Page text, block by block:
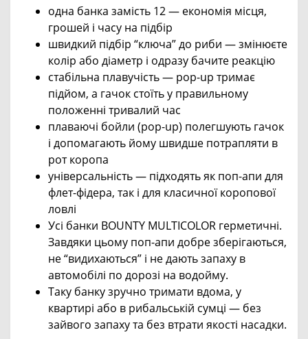
одна банка замість 12 — економія місця,
грошей і часу на підбір
швидкий підбір “ключа” до риби — змінюєте
колір або діаметр і одразу бачите реакцію
стабільна плавучість — pop-up тримає
підйом, а гачок стоїть у правильному
положенні тривалий час
плаваючі бойли (pop-up) полегшують гачок
і допомагають йому швидше потрапляти в
рот коропа
універсальність — підходять як поп-апи для
флет-фідера, так і для класичної коропової
ловлі
Усі банки BOUNTY MULTICOLOR герметичні.
Завдяки цьому поп-апи добре зберігаються,
не “видихаються” і не дають запаху в
автомобілі по дорозі на водойму.
Таку банку зручно тримати вдома, у
квартирі або в рибальській сумці — без
зайвого запаху та без втрати якості насадки.